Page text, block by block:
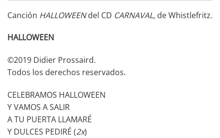
Canción HALLOWEENdel CD CARNAVAL, de Whistlefritz.
HALLOWEEN
©2019 Didier Prossaird.
Todos los derechos reservados.
CELEBRAMOS HALLOWEEN
Y VAMOS A SALIR
A TU PUERTA LLAMARÉ
Y DULCES PEDIRÉ (2x)